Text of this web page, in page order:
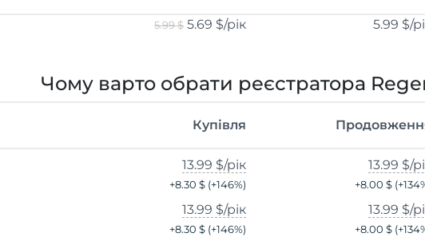
5.99 $ 5.69 $/рік 5.99 $/
Чому варто обрати реєстратора
Купівля
13.99 $/рік
+8.30 $ (+146%)
13.99 $/
+8.00 $(+134
13.99 $/рік
+8.30 $ (+146%)
13.99 $/
+8.00 $(+134